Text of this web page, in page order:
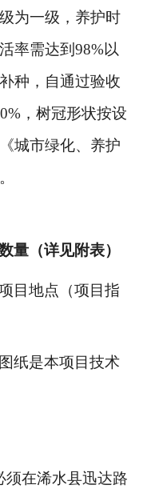
为一级，养护时
率需达到98%以
种，自通过验收
，树冠形状按设
城市绿化、养护
量（详见附表）
目地点（项目指
纸是本项目技术
须在浠水县迅达路